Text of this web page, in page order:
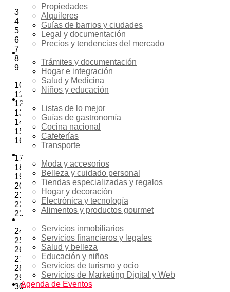
Propiedades
Alquileres
Guías de barrios y ciudades
Legal y documentación
Precios y tendencias del mercado
Trámites y documentación
Hogar e integración
Salud y Medicina
Niños y educación
Gastronomía
Listas de lo mejor
Guías de gastronomía
Cocina nacional
Cafeterías
Transporte
Compras
Moda y accesorios
Belleza y cuidado personal
Tiendas especializadas y regalos
Hogar y decoración
Electrónica y tecnología
Alimentos y productos gourmet
Servicios
Servicios inmobiliarios
Servicios financieros y legales
Salud y belleza
Educación y niños
Servicios de turismo y ocio
Servicios de Marketing Digital y Web
Agenda de Eventos
3
4
5
6
7
8
9
10
11
12
13
14
15
16
17
18
19
20
21
22
23
24
25
26
27
28
29
30